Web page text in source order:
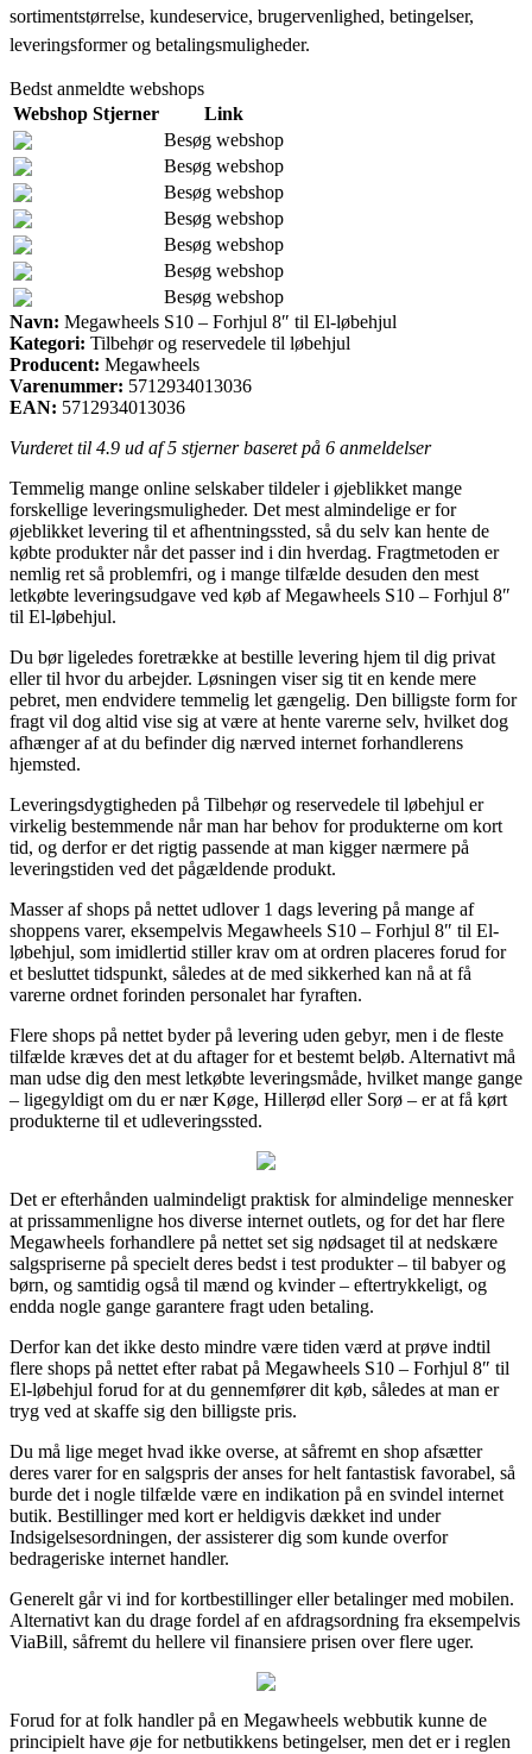
sortimentstørrelse, kundeservice, brugervenlighed, betingelser,
leveringsformer og betalingsmuligheder.
Bedst anmeldte webshops
Webshop Stjerner
Link
Besøg webshop
Besøg webshop
Besøg webshop
Besøg webshop
Besøg webshop
Besøg webshop
Besøg webshop
Navn: Megawheels S10 – Forhjul 8″ til El-løbehjul
Kategori: Tilbehør og reservedele til løbehjul
Producent: Megawheels
Varenummer: 5712934013036
EAN: 5712934013036
Vurderet til 4.9 ud af 5 stjerner baseret på 6 anmeldelser
Temmelig mange online selskaber tildeler i øjeblikket mange
forskellige leveringsmuligheder. Det mest almindelige er for
øjeblikket levering til et afhentningssted, så du selv kan hente de
købte produkter når det passer ind i din hverdag. Fragtmetoden er
nemlig ret så problemfri, og i mange tilfælde desuden den mest
letkøbte leveringsudgave ved køb af Megawheels S10 – Forhjul 8″
til El-løbehjul.
Du bør ligeledes foretrække at bestille levering hjem til dig privat
eller til hvor du arbejder. Løsningen viser sig tit en kende mere
pebret, men endvidere temmelig let gængelig. Den billigste form for
fragt vil dog altid vise sig at være at hente varerne selv, hvilket dog
afhænger af at du befinder dig nærved internet forhandlerens
hjemsted.
Leveringsdygtigheden på Tilbehør og reservedele til løbehjul er
virkelig bestemmende når man har behov for produkterne om kort
tid, og derfor er det rigtig passende at man kigger nærmere på
leveringstiden ved det pågældende produkt.
Masser af shops på nettet udlover 1 dags levering på mange af
shoppens varer, eksempelvis Megawheels S10 – Forhjul 8″ til El-
løbehjul, som imidlertid stiller krav om at ordren placeres forud for
et besluttet tidspunkt, således at de med sikkerhed kan nå at få
varerne ordnet forinden personalet har fyraften.
Flere shops på nettet byder på levering uden gebyr, men i de fleste
tilfælde kræves det at du aftager for et bestemt beløb. Alternativt må
man udse dig den mest letkøbte leveringsmåde, hvilket mange gange
– ligegyldigt om du er nær Køge, Hillerød eller Sorø – er at få kørt
produkterne til et udleveringssted.
Det er efterhånden ualmindeligt praktisk for almindelige mennesker
at prissammenligne hos diverse internet outlets, og for det har flere
Megawheels forhandlere på nettet set sig nødsaget til at nedskære
salgspriserne på specielt deres bedst i test produkter – til babyer og
børn, og samtidig også til mænd og kvinder – eftertrykkeligt, og
endda nogle gange garantere fragt uden betaling.
Derfor kan det ikke desto mindre være tiden værd at prøve indtil
flere shops på nettet efter rabat på Megawheels S10 – Forhjul 8″ til
El-løbehjul forud for at du gennemfører dit køb, således at man er
tryg ved at skaffe sig den billigste pris.
Du må lige meget hvad ikke overse, at såfremt en shop afsætter
deres varer for en salgspris der anses for helt fantastisk favorabel, så
burde det i nogle tilfælde være en indikation på en svindel internet
butik. Bestillinger med kort er heldigvis dækket ind under
Indsigelsesordningen, der assisterer dig som kunde overfor
bedrageriske internet handler.
Generelt går vi ind for kortbestillinger eller betalinger med mobilen.
Alternativt kan du drage fordel af en afdragsordning fra eksempelvis
ViaBill, såfremt du hellere vil finansiere prisen over flere uger.
Forud for at folk handler på en Megawheels webbutik kunne de
principielt have øje for netbutikkens betingelser, men det er i reglen